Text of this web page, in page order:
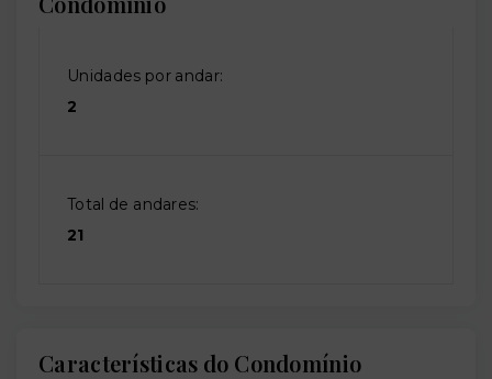
Unidades por andar:
2
Total de andares:
21
Características do Condomínio